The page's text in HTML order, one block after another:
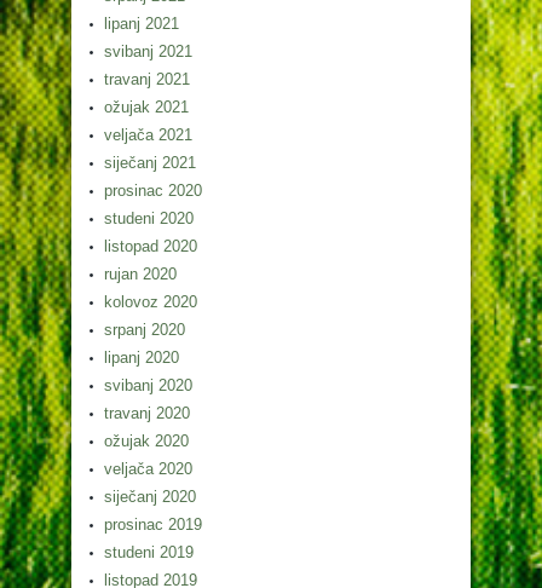
lipanj 2021
svibanj 2021
travanj 2021
ožujak 2021
veljača 2021
siječanj 2021
prosinac 2020
studeni 2020
listopad 2020
rujan 2020
kolovoz 2020
srpanj 2020
lipanj 2020
svibanj 2020
travanj 2020
ožujak 2020
veljača 2020
siječanj 2020
prosinac 2019
studeni 2019
listopad 2019